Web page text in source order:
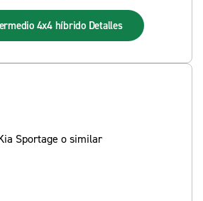
4x4 híbrido Detalles